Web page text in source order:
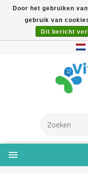
5% Korting Na
Verzending
Door het gebruiken
gebruik van
Dit bericht